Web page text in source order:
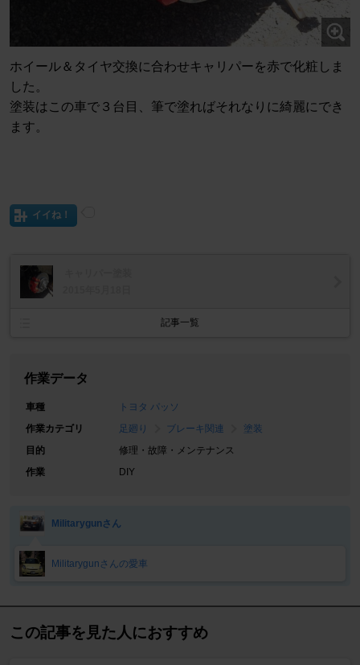
ホイール＆タイヤ交換に合わせキャリパーを赤で化粧しま
した。
塗装はこの車で３台目、筆で塗ればそれなりに綺麗にでき
ます。
イイね！
記事一覧
作業データ
車種
トヨタ パッソ
作業カテゴリ
足廻り ブレーキ関連
塗装
目的
修理・故障・メンテナンス
作業
DIY
Militarygunさん
Militarygunさんの愛車
この記事を見た人におすすめ